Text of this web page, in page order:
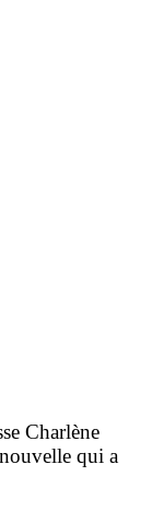
Charlène
qui a